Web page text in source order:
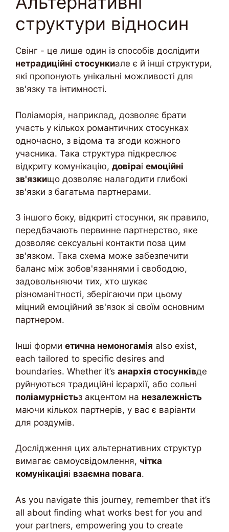
структури відносин
Свінг - це лише один із способів дослідити
нетрадиційні стосункиале є й інші структури,
які пропонують унікальні можливості для
зв'язку та інтимності.
Поліаморія, наприклад, дозволяє брати
участь у кількох романтичних стосунках
одночасно, з відома та згоди кожного
учасника. Така структура підкреслює
відкриту комунікацію, довіраі емоційні
зв'язкищо дозволяє налагодити глибокі
зв'язки з багатьма партнерами.
З іншого боку, відкриті стосунки, як правило,
передбачають первинне партнерство, яке
дозволяє сексуальні контакти поза цим
зв'язком. Така схема може забезпечити
баланс між зобов'язаннями і свободою,
задовольняючи тих, хто шукає
різноманітності, зберігаючи при цьому
міцний емоційний зв'язок зі своїм основним
партнером.
Інші форми етична немоногамія also exist,
each tailored to specific desires and
boundaries. Whether it’s анархія стосунківде
руйнуються традиційні ієрархії, або сольні
поліамурністьз акцентом на незалежність
маючи кількох партнерів, у вас є варіанти
для роздумів.
Дослідження цих альтернативних структур
вимагає самоусвідомлення, чітка
комунікаціяі взаємна повага.
As you navigate this journey, remember that it’s
all about finding what works best for you and
your partners, empowering you to create